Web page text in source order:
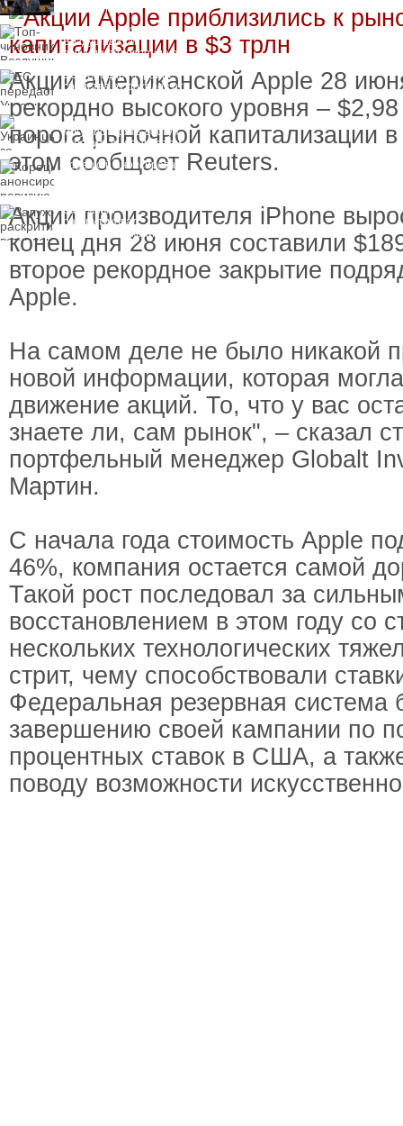
пресечения
Топ-чиновнику
Воздушных сил
вручили подозрение по
1 млрд гривен
ЕС передаст Украине
средства от доходов от
замороженных активов
России
Украинцы за рубежом
могут потерять доступ
к госжилью и выплатам
Корецкий анонсировал
ревизию госбюджета
Залужный
раскритиковал
вступление Украины в
НАТО и предлагает
другие варианты
Акции американской Apple 28
рекордно высокого уровня –
порога рыночной капитализации
этом сообщает Reuters.
Акции производителя iPhone
конец дня 28 июня составили
второе рекордное закрытие
Apple.
На самом деле не было никакой
новой информации, которая
движение акций. То, что у вас
знаете ли, сам рынок", – сказал
портфельный менеджер Globalt
Мартин.
С начала года стоимость Apple
46%, компания остается самой
Такой рост последовал за
восстановлением в этом году со
нескольких технологических
стрит, чему способствовали
Федеральная резервная система
завершению своей кампании по
процентных ставок в США, а
поводу возможности